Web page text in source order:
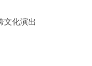
文化演出